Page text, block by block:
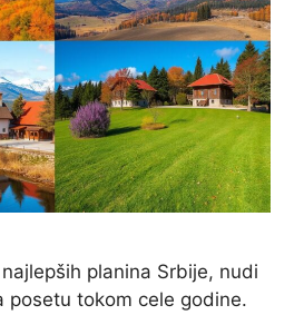
planina Srbije, nudi
posetu tokom cele godine.